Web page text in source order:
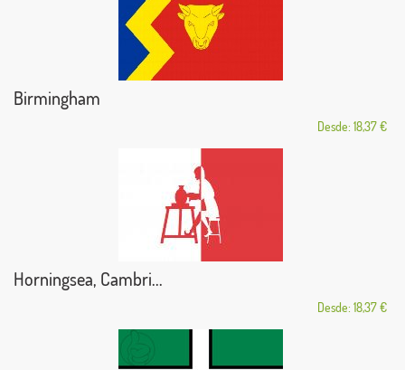
Birmingham
Desde: 18,37 €
Horningsea, Cambri...
Desde: 18,37 €